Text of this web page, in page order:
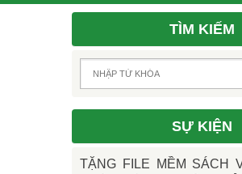
TÌM KIẾM
SỰ KIỆN
TẶNG FILE MỀM SÁCH